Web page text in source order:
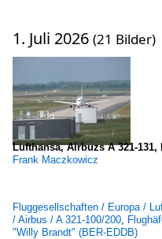
1. Juli 2026 (21 Bilder)
Lufthansa, Airbuzs A 321-131,
Frank Maczkowicz
Fluggesellschaften / Europa /
/ Airbus / A 321-100/200,
"Willy Brandt" (BER-EDDB)